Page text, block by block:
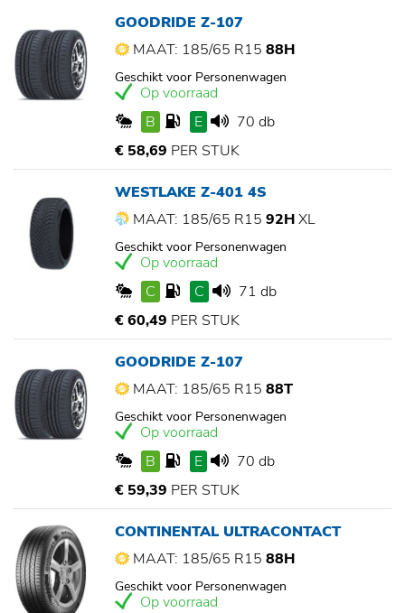
GOODRIDE Z-107
MAAT: 185/65 R15 88H
Geschikt voor Personenwagen
Op voorraad
B
E
70 db
€ 58,69 PER STUK
WESTLAKE Z-401 4S
MAAT: 185/65 R15 92HXL
Geschikt voor Personenwagen
Op voorraad
C
C
71 db
€ 60,49 PER STUK
GOODRIDE Z-107
MAAT: 185/65 R15 88T
Geschikt voor Personenwagen
Op voorraad
B
E
70 db
€ 59,39 PER STUK
CONTINENTAL ULTRACONTACT
MAAT: 185/65 R15 88H
Geschikt voor Personenwagen
Op voorraad